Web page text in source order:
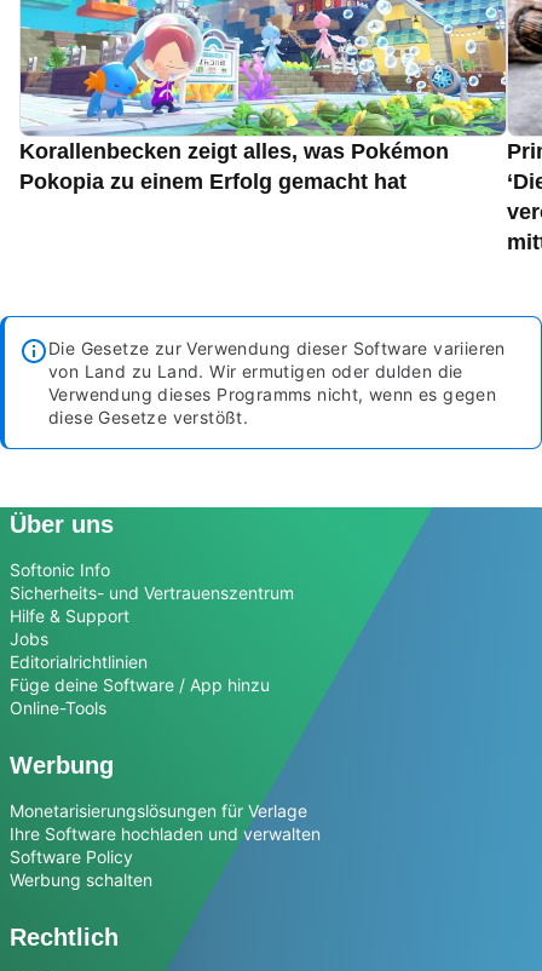
Korallenbecken zeigt alles, was Pokémon
Pokopia zu einem Erfolg gemacht hat
Die Gesetze zur Verwendung dieser Software variieren
von Land zu Land. Wir ermutigen oder dulden die
Verwendung dieses Programms nicht, wenn es gegen
diese Gesetze verstößt.
Über uns
Softonic Info
Sicherheits- und Vertrauenszentrum
Hilfe & Support
Jobs
Editorialrichtlinien
Füge deine Software / App hinzu
Online-Tools
Werbung
Monetarisierungslösungen für Verlage
Ihre Software hochladen und verwalten
Software Policy
Werbung schalten
Rechtlich